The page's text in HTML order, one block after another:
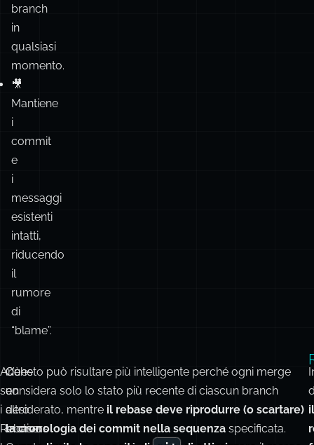
tornare
indietro
e/o
creare
nuovi
branch
in
qualsiasi
momento.
🎥
Mantiene
i
commit
e
i
messaggi
esistenti
intatti,
il
rumore
di
“blame”.